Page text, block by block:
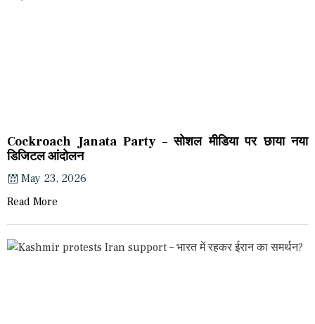
Cockroach Janata Party – सोशल मीडिया पर छाया नया
डिजिटल आंदोलन
May 23, 2026
Read More